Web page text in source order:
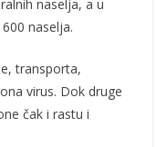
naselja, a u
naselja.
transporta,
virus. Dok druge
čak i rastu i